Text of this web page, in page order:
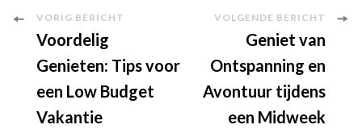
Berichtnavigatie
VORIG BERICHT
Voordelig
Genieten: Tips voor
een Low Budget
Vakantie
VOLGENDE BERICHT
Geniet van
Ontspanning en
Avontuur tijdens
een Midweek